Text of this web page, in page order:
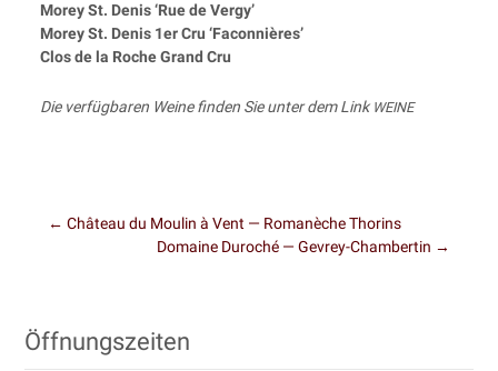
Morey St. Denis ‘Rue de Vergy’
Morey St. Denis 1er Cru ‘Faconniè­res’
Clos de la Roche Grand Cru
Die ver­füg­ba­ren Wei­ne fin­den Sie unter dem Link WEINE
← Château du Moulin à Vent — Romanèche Thorins
Domaine Duroché — Gevrey-Chambertin →
Öffnungszeiten